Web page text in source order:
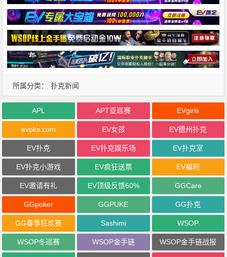
所属分类： 扑克新闻
APL APT亚巡赛 EVgirls
evpks.com EV女孩 EV德州扑克
EV扑克 EV扑克娱乐场 EV扑克室
EV扑克小游戏 EV疯狂送票 EV福利
EV邀请有礼 EV顶级反馈60% GGCare
GGpoker GGPUKE GG扑克
GG春季狂欢赛 Sashimi WSOP
WSOP冬巡赛 WSOP金手链 WSOP金手链战报